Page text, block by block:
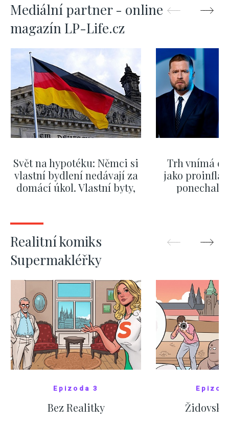
Mediální partner - online
magazín LP-Life.cz
Svět na hypotéku: Němci si
vlastní bydlení nedávají za
domácí úkol. Vlastní byty,
Trh vnímá
jako
ponechali
Realitní komiks
Supermakléřky
Epizoda 3
Bez Realitky